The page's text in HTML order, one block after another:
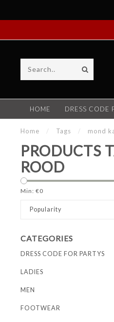
HOME DRESS CODE
Home / Tags / mond
PRODUCTS
ROOD
Min: €0
Popularity
CATEGORIES
DRESS CODE FOR PARTYS
LADIES
MEN
FOOTWEAR